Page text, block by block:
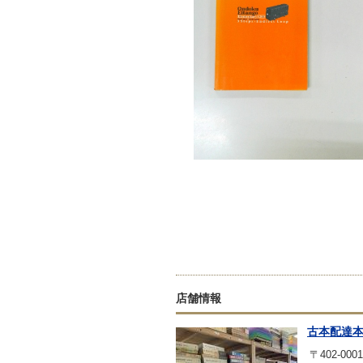
店舗情報
古本配達
〒402-0001